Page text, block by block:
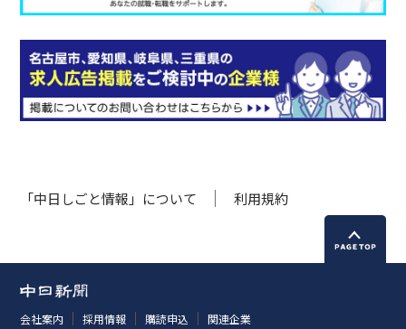
「中日しごと情報」について 利用規約
会社案内 採用情報 購読申込 関連企業